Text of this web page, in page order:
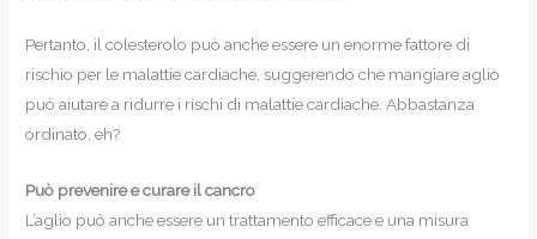
Pertanto, il colesterolo può anche essere un enorme fattore di
rischio per le malattie cardiache, suggerendo che mangiare aglio
può aiutare a ridurre i rischi di malattie cardiache. Abbastanza
ordinato, eh?
Può prevenire e curare il cancro
L’aglio può anche essere un trattamento efficace e una misura